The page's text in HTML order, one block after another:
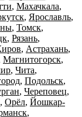
, Махачкала,
, Ярославль,
, Томск,
, Рязань,
, Астрахань,
Магнитогорск,
, Чита,
, Подольск,
, Череповец,
, Орёл, Йошкар-
,